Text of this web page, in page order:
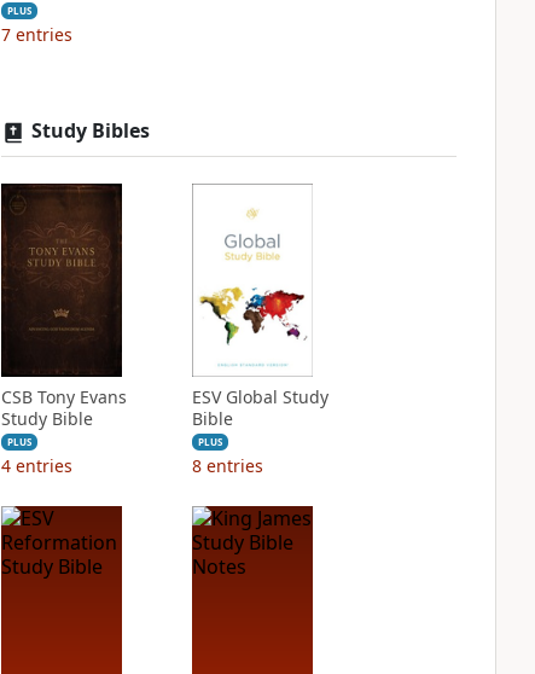
PLUS
7 entries
Study Bibles
CSB Tony Evans
Study Bible
PLUS
4 entries
ESV Global Study
Bible
PLUS
8 entries